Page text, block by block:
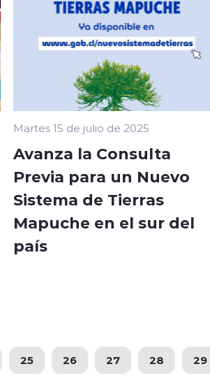
Martes 15 de julio de 2025
Avanza la Consulta
Previa para un Nuevo
Sistema de Tierras
Mapuche en el sur del
país
25 26 27 28 29